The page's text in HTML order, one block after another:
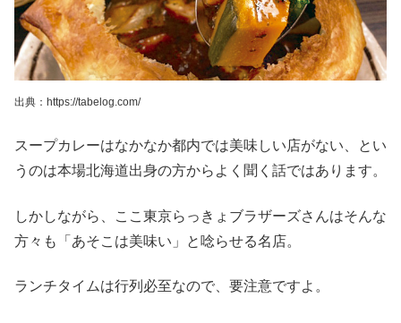
出典：https://tabelog.com/
スープカレーはなかなか都内では美味しい店がない、とい
うのは本場北海道出身の方からよく聞く話ではあります。
しかしながら、ここ東京らっきょブラザーズさんはそんな
方々も「あそこは美味い」と唸らせる名店。
ランチタイムは行列必至なので、要注意ですよ。